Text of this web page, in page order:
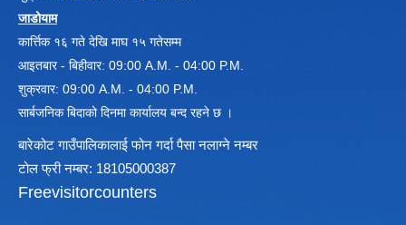
न्यायिक समिति निर्णयहरु
आर्थिक विकास समिति निर्णय
पूर्वाधार विकास समिति निर्णय
सामाजिक विकास समिति निर्णयहरु
जाडोयाम
कार्त्तिक १६ गते देखि माघ १५ गतेसम्म
आइतबार - बिहीवार: 09:00 A.M. - 04:00 P.M.
शुक्रवार: 09:00 A.M. - 04:00 P.M.
सार्बजनिक बिदाको दिनमा कार्यालय बन्द रहने छ ।
बारेकोट गाउँपालिकालाई फोन गर्दा पैसा नलाग्ने नम्बर
टोल फ्री नम्बर: 18105000387
Freevisitorcounters